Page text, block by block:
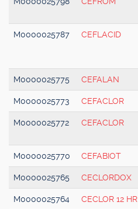
M0000025787 CEFLACID
M0000025775 CEFALAN
M0000025773 CEFACLOR
M0000025772 CEFACLOR
M0000025770 CEFABIOT
M0000025765 CECLORDOX
M0000025764 CECLOR 12 HR